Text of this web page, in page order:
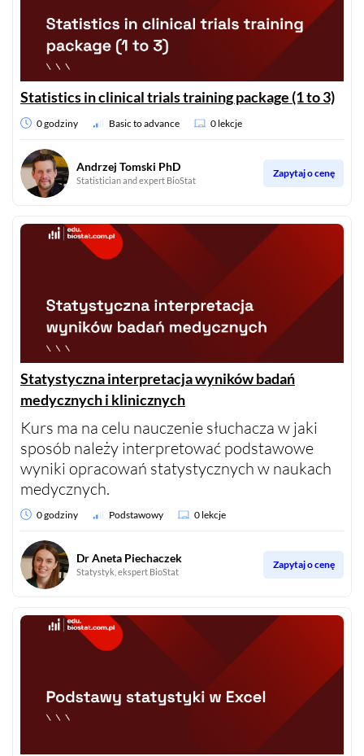
Statistics in clinical trials training package (1 to 3)
0 godziny Basic to advance 0 lekcje
Andrzej Tomski PhD
Statistician and expert BioStat
Zapytaj o cenę
Statystyczna interpretacja wyników badań
medycznych i klinicznych
Kurs ma na celu nauczenie słuchacza w jaki
sposób należy interpretować podstawowe
wyniki opracowań statystycznych w naukach
medycznych.
0 godziny Podstawowy 0 lekcje
Dr Aneta Piechaczek
Statystyk, ekspert BioStat
Zapytaj o cenę